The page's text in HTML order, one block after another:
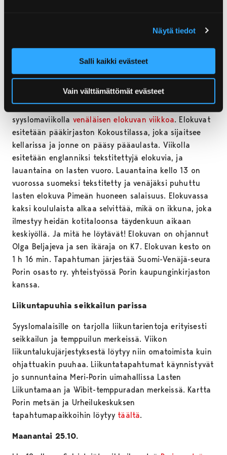
Näytä tiedot
Salli kaikki evästeet
Vain välttämättömät evästeet
vietetään satutuokiota
keskiviikkona 27. lokakuuta kello 10-10:30. Tällä
kertaa satutuokiota vietetään hyisissä merkeissä
kummitustarinoiden ja aaveaskartelun merkeissä.
Tapahtuma on tarkoitettu kaikenikäisille.
Porin kaupunginkirjastossa vietetään
syyslomaviikolla venäläisen elokuvan viikkoa. Elokuvat
esitetään pääkirjaston Kokoustilassa, joka sijaitsee
kellarissa ja jonne on pääsy pääaulasta. Viikolla
esitetään englanniksi tekstitettyjä elokuvia, ja
lauantaina on lasten vuoro. Lauantaina kello 13 on
vuorossa suomeksi tekstitetty ja venäjäksi puhuttu
lasten elokuva Pimeän huoneen salaisuus. Elokuvassa
kaksi koululaista alkaa selvittää, mikä on ikkuna, joka
ilmestyy heidän kotitaloonsa täydenkuun aikaan
keskiyöllä. Ja mitä he löytävät! Elokuvan on ohjannut
Olga Beljajeva ja sen ikäraja on K7. Elokuvan kesto on
1 h 16 min. Tapahtuman järjestää Suomi-Venäjä-seura
Porin osasto ry. yhteistyössä Porin kaupunginkirjaston
kanssa.
Liikuntapuuhia seikkailun parissa
Syyslomalaisille on tarjolla liikuntarientoja erityisesti
seikkailun ja temppuilun merkeissä. Viikon
liikuntalukujärjestyksestä löytyy niin omatoimista kuin
ohjattuakin puuhaa. Liikuntatapahtumat käynnistyvät
jo sunnuntaina Meri-Porin uimahallissa Lasten
Liikuntamaan ja Wibit-temppuradan merkeissä. Kartta
Porin metsän ja Urheilukeskuksen
tapahtumapaikkoihin löytyy täältä.
Maanantai 25.10.